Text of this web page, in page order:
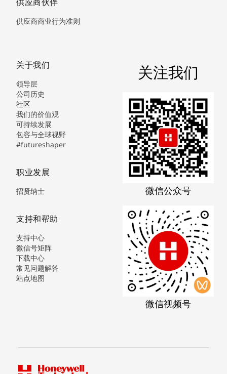
供应商商业行为准则
关于我们
领导层
公司历史
社区
我们的价值观
可持续发展
包容与全球视野
#futureshaper
职业发展
招贤纳士
支持和帮助
支持中心
微信号矩阵
下载中心
常见问题解答
站点地图
关注我们
微信公众号
微信视频号